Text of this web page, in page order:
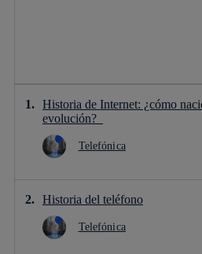
Historia de Internet: ¿cómo
evolución?
Telefónica
Historia del teléfono
Telefónica